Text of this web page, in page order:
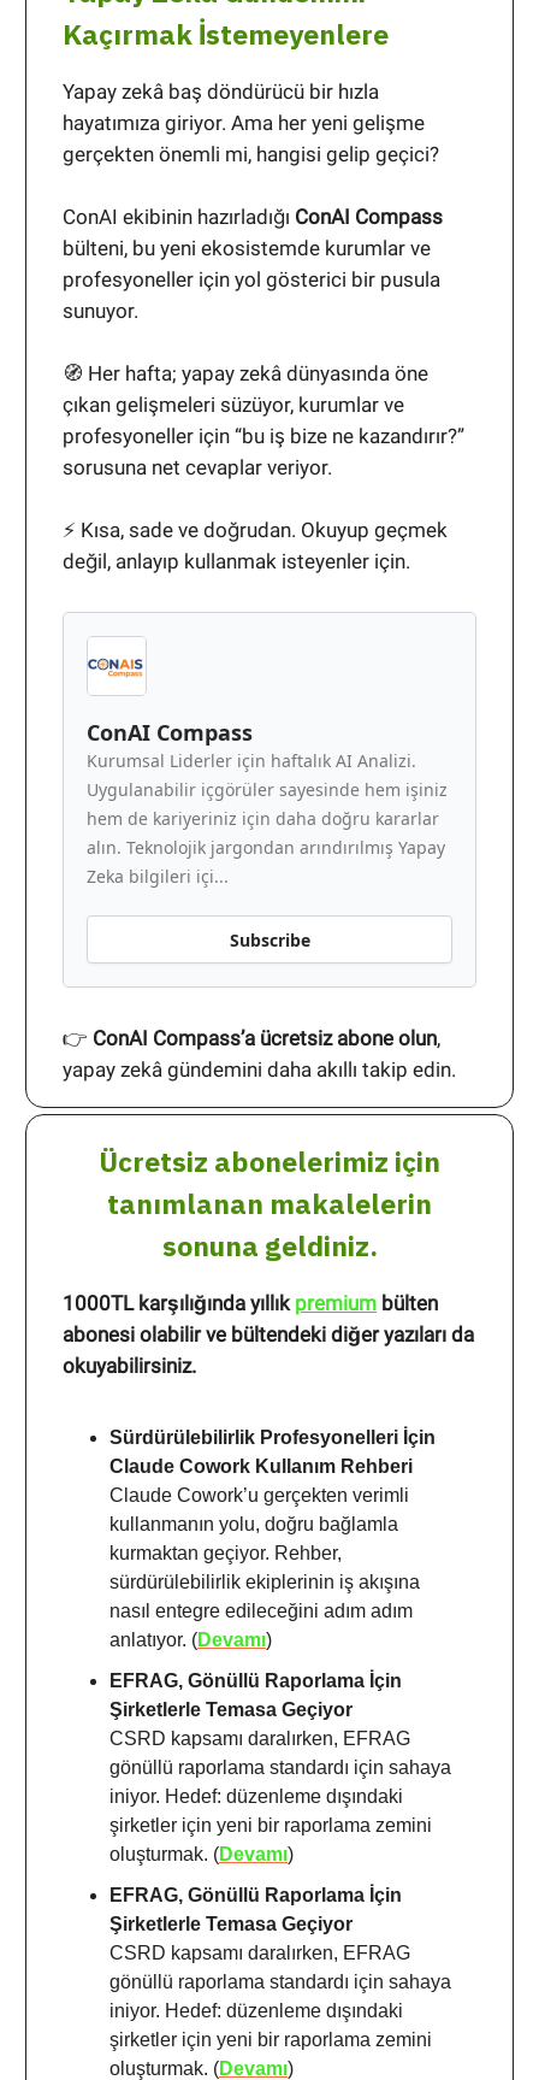
Kaçırmak İstemeyenlere
Yapay zekâ baş döndürücü bir hızla
hayatımıza giriyor. Ama her yeni gelişme
gerçekten önemli mi, hangisi gelip geçici?
ConAI ekibinin hazırladığı ConAI Compass
bülteni, bu yeni ekosistemde kurumlar ve
profesyoneller için yol gösterici bir pusula
sunuyor.
🧭 Her hafta; yapay zekâ dünyasında öne
çıkan gelişmeleri süzüyor, kurumlar ve
profesyoneller için “bu iş bize ne kazandırır?”
sorusuna net cevaplar veriyor.
⚡ Kısa, sade ve doğrudan. Okuyup geçmek
değil, anlayıp kullanmak isteyenler için.
ConAI Compass
Kurumsal Liderler için haftalık AI Analizi.
Uygulanabilir içgörüler sayesinde hem işiniz
hem de kariyeriniz için daha doğru kararlar
alın. Teknolojik jargondan arındırılmış Yapay
Zeka bilgileri içi...
Subscribe
👉 ConAI Compass’a ücretsiz abone olun,
yapay zekâ gündemini daha akıllı takip edin.
Ücretsiz abonelerimiz için
tanımlanan makalelerin
sonuna geldiniz.
1000TL karşılığında yıllık premium bülten
abonesi olabilir ve bültendeki diğer yazıları da
okuyabilirsiniz.
Sürdürülebilirlik Profesyonelleri İçin
Claude Cowork Kullanım Rehberi
Claude Cowork’u gerçekten verimli
kullanmanın yolu, doğru bağlamla
kurmaktan geçiyor. Rehber,
sürdürülebilirlik ekiplerinin iş akışına
nasıl entegre edileceğini adım adım
anlatıyor. (Devamı)
EFRAG, Gönüllü Raporlama İçin
Şirketlerle Temasa Geçiyor
CSRD kapsamı daralırken, EFRAG
gönüllü raporlama standardı için sahaya
iniyor. Hedef: düzenleme dışındaki
şirketler için yeni bir raporlama zemini
oluşturmak. (Devamı)
EFRAG, Gönüllü Raporlama İçin
Şirketlerle Temasa Geçiyor
CSRD kapsamı daralırken, EFRAG
gönüllü raporlama standardı için sahaya
iniyor. Hedef: düzenleme dışındaki
şirketler için yeni bir raporlama zemini
oluşturmak. (Devamı)